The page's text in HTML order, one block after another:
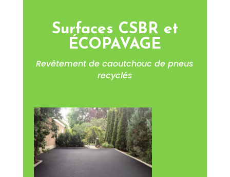
Surfaces CSBR et
ÉCOPAVAGE
Revêtement de caoutchouc de pneus
recyclés